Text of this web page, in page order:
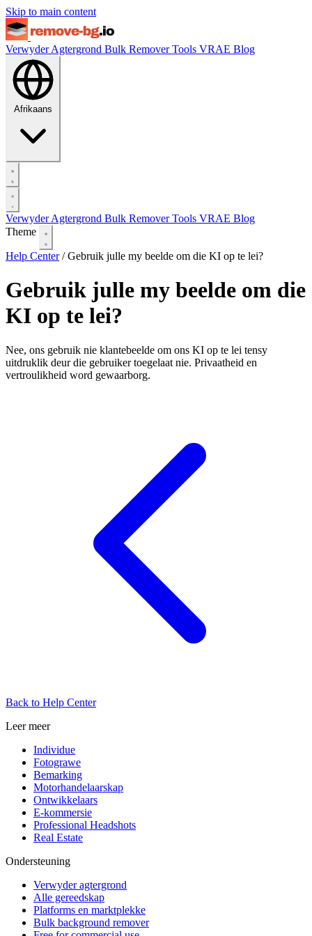
Skip to main content
Verwyder Agtergrond Bulk RemoverTools VRAE Blog
Afrikaans
Verwyder Agtergrond Bulk RemoverTools VRAE Blog
Theme
Help Center / Gebruik julle my beelde om die KI op te lei?
Gebruik julle my beelde om die
KI op te lei?
Nee, ons gebruik nie klantebeelde om ons KI op te lei tensy
uitdruklik deur die gebruiker toegelaat nie. Privaatheid en
vertroulikheid word gewaarborg.
Back to Help Center
Leer meer
Individue
Fotograwe
Bemarking
Motorhandelaarskap
Ontwikkelaars
E-kommersie
Professional Headshots
Real Estate
Ondersteuning
Verwyder agtergrond
Alle gereedskap
Platforms en marktplekke
Bulk background remover